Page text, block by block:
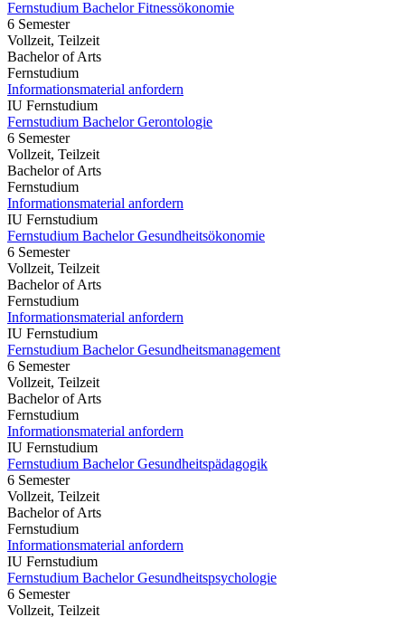
Fernstudium Bachelor Fitnessökonomie
6 Semester
Vollzeit, Teilzeit
Bachelor of Arts
Fernstudium
Informationsmaterial anfordern
IU Fernstudium
Fernstudium Bachelor Gerontologie
6 Semester
Vollzeit, Teilzeit
Bachelor of Arts
Fernstudium
Informationsmaterial anfordern
IU Fernstudium
Fernstudium Bachelor Gesundheitsökonomie
6 Semester
Vollzeit, Teilzeit
Bachelor of Arts
Fernstudium
Informationsmaterial anfordern
IU Fernstudium
Fernstudium Bachelor Gesundheitsmanagement
6 Semester
Vollzeit, Teilzeit
Bachelor of Arts
Fernstudium
Informationsmaterial anfordern
IU Fernstudium
Fernstudium Bachelor Gesundheitspädagogik
6 Semester
Vollzeit, Teilzeit
Bachelor of Arts
Fernstudium
Informationsmaterial anfordern
IU Fernstudium
Fernstudium Bachelor Gesundheitspsychologie
6 Semester
Vollzeit, Teilzeit